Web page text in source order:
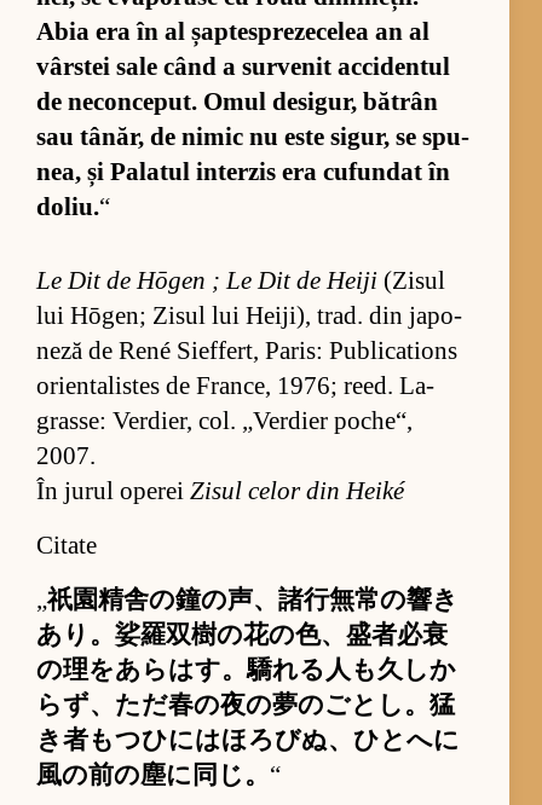
Abia era în al șap­te­spre­ze­ce­lea an al
vâr­stei sale când a sur­ve­nit ac­ci­den­tul
de ne­con­ce­put. Omul de­si­gur, bă­trân
sau tâ­năr, de ni­mic nu este si­gur, se spu­
nea, și Pa­la­tul in­ter­zis era cu­fun­dat în
do­liu.“
Le Dit de Hōgen ; Le Dit de Heiji (Zi­sul
lui Hōgen; Zi­sul lui Hei­ji), trad. din ja­po­
neză de René Si­effert, Pa­ris: Pu­bli­ca­tions
orien­ta­lis­tes de Fran­ce, 1976; re­ed. La­
gras­se: Ver­di­er, col. „Ver­dier po­che“,
2007.
În jurul operei Zisul celor din Heiké
Citate
„祇園精舎の鐘の声、諸行無常の響き
あり。娑羅双樹の花の色、盛者必衰
の理をあらはす。驕れる人も久しか
らず、ただ春の夜の夢のごとし。猛
き者もつひにはほろびぬ、ひとへに
風の前の塵に同じ。 “